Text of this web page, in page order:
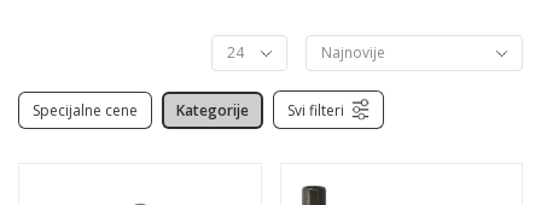
Specijalne cene Kategorije Svi filteri